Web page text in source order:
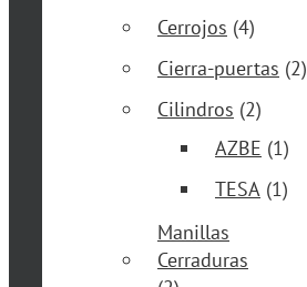
Cerrojos (4)
Cierra-puertas (2)
Cilindros (2)
AZBE (1)
TESA (1)
Manillas
Cerraduras